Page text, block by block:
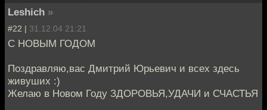
Leshich »
#22 | 31.12.04 21:21
С НОВЫМ ГОДОМ
Поздравляю,вас Дмитрий Юрьевич и всех здесь
живуших :)
Желаю в Новом Году ЗДОРОВЬЯ,УДАЧИ и СЧАСТЬЯ